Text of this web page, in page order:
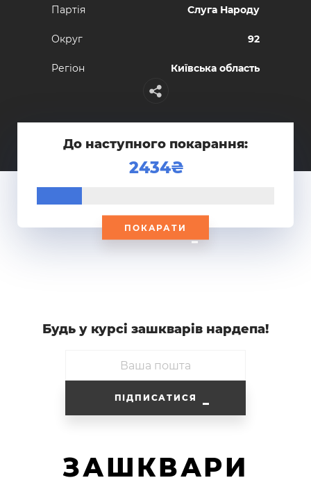
Партiя Слуга Народу
Округ 92
Регiон Київська область
До наступного покарання:
2434
ПОКАРАТИ
Будь у курсi зашкварiв нардепа!
ПІДПИСАТИСЯ
ЗАШКВАРИ